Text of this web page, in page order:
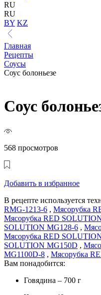
RU
RU
BY KZ
Главная
Рецепты
Соусы
Соус болоньезе
Соус
568 просмотров
Добавить в избранное
В рецепте используется
RMG-1213-6 , Мясорубка
Мясорубка RED
SOLUTION MG128-6 ,
Мясорубка RED
SOLUTION MG150D ,
MG1100D-8 , Мясорубка
Вам понадобится:
Говядина – 700 г